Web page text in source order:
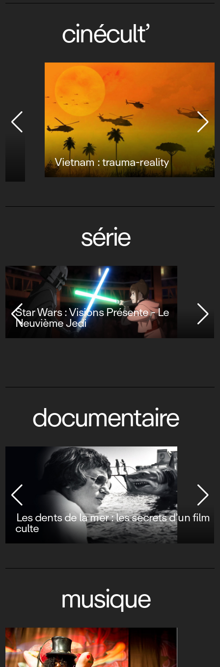
cinécult’
Vietnam : trauma-reality
série
Star Wars : Visions Présente - Le
Neuvième Jedi
documentaire
Les dents de la mer : les secrets d’un film
culte
musique